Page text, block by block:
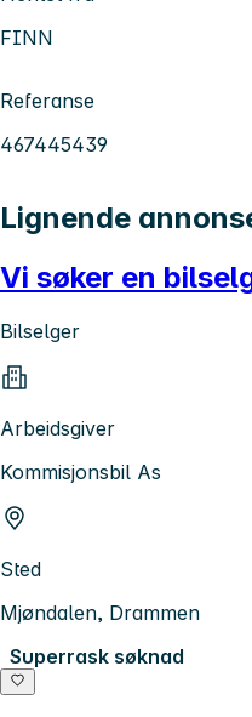
FINN
Referanse
467445439
Lignende
Vi søker en
Bilselger
Arbeidsgiver
Kommisjonsbil As
Sted
Mjøndalen, Drammen
Superrask søknad